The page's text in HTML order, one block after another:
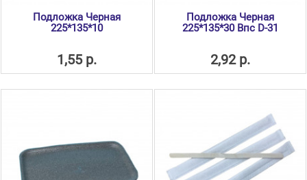
Подложка Черная
225*135*10
1,55 р.
Подложка Черная
225*135*30 Впс D-31
2,92 р.